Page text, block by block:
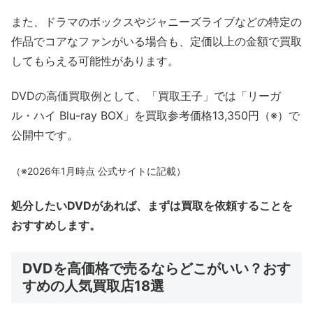
また、ドラマのボックスやジャニーズライブなどの特定の
作品でコアなファンがいる場合も、定価以上の金額で買取
してもらえる可能性があります。
DVDの高価買取例として、「買取王子」では「リーガ
ル・ハイ Blu-ray BOX」を買取参考価格13,350円（※）で
公開中です。
（※2026年1月時点 公式サイトに記載）
処分したいDVDがあれば、まずは買取を依頼することを
おすすめします。
DVDを高価格で売るならどこがいい？おす
すめの人気買取店18選